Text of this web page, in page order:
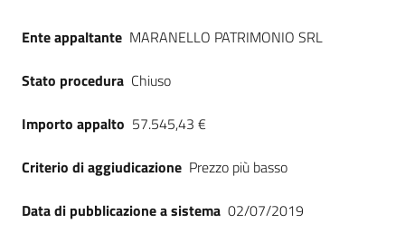
Ente appaltante MARANELLO PATRIMONIO SRL
Stato procedura Chiuso
Importo appalto 57.545,43 €
Criterio di aggiudicazione Prezzo più basso
Data di pubblicazione a sistema 02/07/2019